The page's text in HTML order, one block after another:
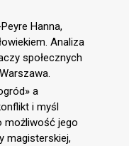
Hanna,
Analiza
społecznych
a
i myśl
możliwość jego
magisterskiej,